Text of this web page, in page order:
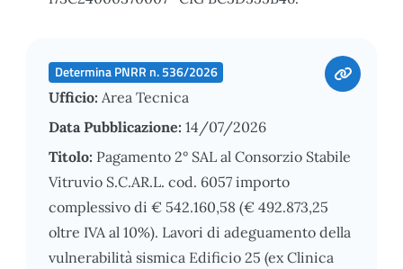
Determina PNRR n. 536/2026
Ufficio: Area Tecnica
Data Pubblicazione: 14/07/2026
Titolo: Pagamento 2° SAL al Consorzio Stabile
Vitruvio S.C.AR.L. cod. 6057 importo
complessivo di € 542.160,58 (€ 492.873,25
oltre IVA al 10%). Lavori di adeguamento della
vulnerabilità sismica Edificio 25 (ex Clinica